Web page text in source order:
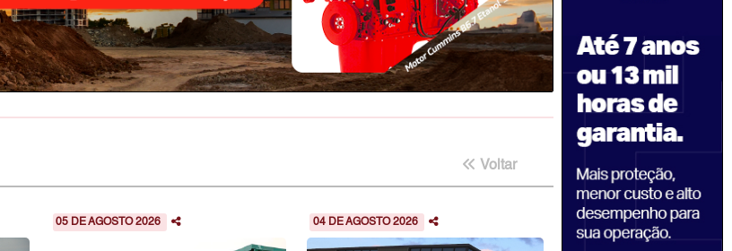
Voltar
05 DE AGOSTO 2026 04 DE AGOSTO 2026